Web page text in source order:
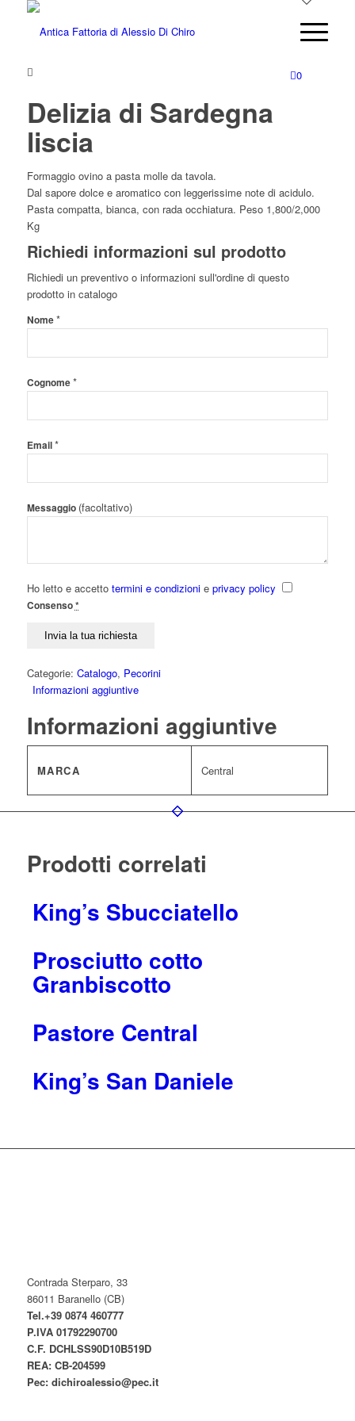
0
Delizia di Sardegna
liscia
Formaggio ovino a pasta molle da tavola.
Dal sapore dolce e aromatico con leggerissime note di acidulo.
Pasta compatta, bianca, con rada occhiatura. Peso 1,800/2,000
Kg
Richiedi informazioni sul prodotto
Richiedi un preventivo o informazioni sull'ordine di questo
prodotto in catalogo
Nome*
Cognome*
Email*
Messaggio (facoltativo)
Ho letto e accetto termini e condizionie privacy policy
Consenso*
Categorie: Catalogo, Pecorini
Informazioni aggiuntive
Informazioni aggiuntive
MARCA Central
Prodotti correlati
King’s Sbucciatello
Prosciutto cotto
Granbiscotto
Pastore Central
King’s San Daniele
Contrada Sterparo, 33
86011 Baranello (CB)
Tel.+39 0874 460777
P.IVA 01792290700
C.F. DCHLSS90D10B519D
REA: CB-204599
Pec: dichiroalessio@pec.it